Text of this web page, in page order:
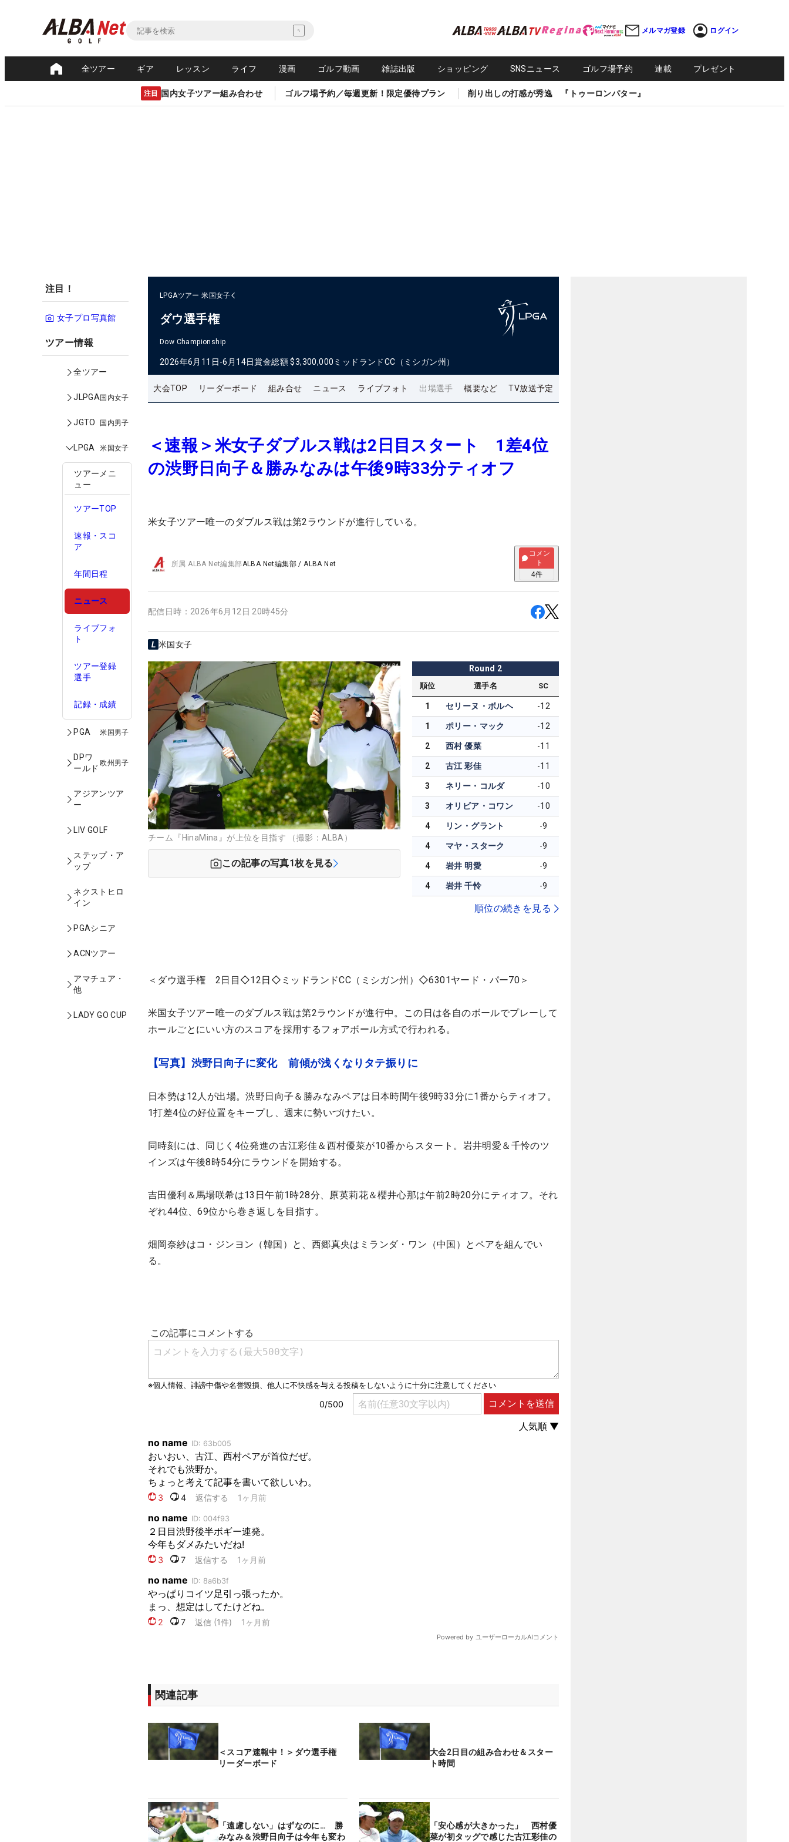
メルマガ登録 ログイン
全ツアー ギア レッスン ライフ 漫画 ゴルフ動画 雑誌出版 ショッピング SNSニュース ゴルフ場予約 連載 プレゼント
注目 国内女子ツアー組み合わせ ゴルフ場予約／毎週更新！限定優待プラン 削り出しの打感が秀逸 『トゥーロンパター』
注目！
女子プロ写真館
ツアー情報
全ツアー
JLPGA国内女子
JGTO 国内男子
LPGA 米国女子
ツアーメニ
ュー
ツアーTOP
速報・スコ
ア
年間日程
ニュース
ライブフォ
ト
ツアー登録
選手
記録・成績
PGA 米国男子
DPワ
ールド
欧州男子
アジアンツア
ー
LIV GOLF
ステップ・ア
ップ
ネクストヒロ
イン
PGAシニア
ACNツアー
アマチュア・
他
LADY GO CUP
LPGAツアー 米国女子
ダウ選手権
Dow Championship
2026年6月11日-6月14日賞金総額 $3,300,000 ミッドランドCC（ミシガン州）
大会TOP リーダーボード 組み合せ ニュース ライブフォト 出場選手 概要など TV放送予定
＜速報＞米女子ダブルス戦は2日目スタート 1差4位
の渋野日向子＆勝みなみは午後9時33分ティオフ
米女子ツアー唯一のダブルス戦は第2ラウンドが進行している。
所属ALBA Net編集部ALBA Net編集部 /ALBA Net
コメン
ト
4件
配信日時： 2026年6月12日 20時45分
米国女子
チーム『HinaMina』が上位を目指す （撮影：ALBA）
この記事の写真1枚を見る
Round 2
順位 選手名 SC
1 セリーヌ・ボルヘ -12
1 ポリー・マック -12
2 西村 優菜 -11
2 古江 彩佳 -11
3 ネリー・コルダ -10
3 オリビア・コワン -10
4 リン・グラント -9
4 マヤ・スターク -9
4 岩井 明愛 -9
4 岩井 千怜 -9
順位の続きを見る
＜ダウ選手権 2日目◇12日◇ミッドランドCC（ミシガン州）◇6301ヤード・パー70＞
米国女子ツアー唯一のダブルス戦は第2ラウンドが進行中。この日は各自のボールでプレーして
ホールごとにいい方のスコアを採用するフォアボール方式で行われる。
【写真】渋野日向子に変化 前傾が浅くなりタテ振りに
日本勢は12人が出場。渋野日向子＆勝みなみペアは日本時間午後9時33分に1番からティオフ。
1打差4位の好位置をキープし、週末に勢いづけたい。
同時刻には、同じく4位発進の古江彩佳＆西村優菜が10番からスタート。岩井明愛＆千怜のツ
インズは午後8時54分にラウンドを開始する。
吉田優利＆馬場咲希は13日午前1時28分、原英莉花＆櫻井心那は午前2時20分にティオフ。それ
ぞれ44位、69位から巻き返しを目指す。
畑岡奈紗はコ・ジンヨン（韓国）と、西郷真央はミランダ・ワン（中国）とペアを組んでい
る。
関連記事
＜スコア速報中！＞ダウ選手権
リーダーボード
大会2日目の組み合わせ＆スター
ト時間
「遠慮しない」はずなのに… 勝
みなみ＆渋野日向子は今年も変わ
「安心感が大きかった」 西村優
菜が初タッグで感じた古江彩佳の